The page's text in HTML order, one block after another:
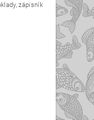
zápisník